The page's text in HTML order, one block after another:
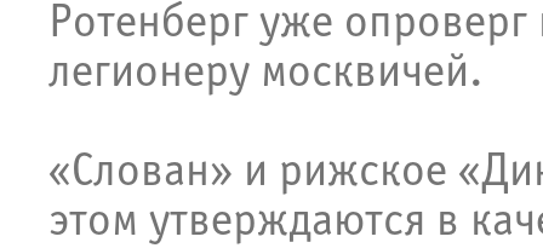
Ротенберг уже
легионеру москвичей.
«Слован» и рижское
этом утверждаются в